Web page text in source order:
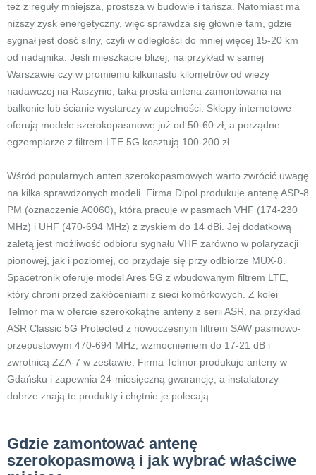
też z reguły mniejsza, prostsza w budowie i tańsza. Natomiast ma
niższy zysk energetyczny, więc sprawdza się głównie tam, gdzie
sygnał jest dość silny, czyli w odległości do mniej więcej 15-20 km
od nadajnika. Jeśli mieszkacie bliżej, na przykład w samej
Warszawie czy w promieniu kilkunastu kilometrów od wieży
nadawczej na Raszynie, taka prosta antena zamontowana na
balkonie lub ścianie wystarczy w zupełności. Sklepy internetowe
oferują modele szerokopasmowe już od 50-60 zł, a porządne
egzemplarze z filtrem LTE 5G kosztują 100-200 zł.
Wśród popularnych anten szerokopasmowych warto zwrócić uwagę
na kilka sprawdzonych modeli. Firma Dipol produkuje antenę ASP-8
PM (oznaczenie A0060), która pracuje w pasmach VHF (174-230
MHz) i UHF (470-694 MHz) z zyskiem do 14 dBi. Jej dodatkową
zaletą jest możliwość odbioru sygnału VHF zarówno w polaryzacji
pionowej, jak i poziomej, co przydaje się przy odbiorze MUX-8.
Spacetronik oferuje model Ares 5G z wbudowanym filtrem LTE,
który chroni przed zakłóceniami z sieci komórkowych. Z kolei
Telmor ma w ofercie szerokokątne anteny z serii ASR, na przykład
ASR Classic 5G Protected z nowoczesnym filtrem SAW pasmowo-
przepustowym 470-694 MHz, wzmocnieniem do 17-21 dB i
zwrotnicą ZZA-7 w zestawie. Firma Telmor produkuje anteny w
Gdańsku i zapewnia 24-miesięczną gwarancję, a instalatorzy
dobrze znają te produkty i chętnie je polecają.
Gdzie zamontować antenę
szerokopasmową i jak wybrać właściwe